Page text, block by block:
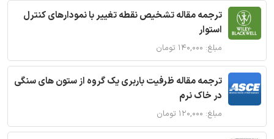
ترجمه مقاله تشخیص نقطه تغییر با نمودارهای کنترل
استوار
مبلغ: ۱۴۰,۰۰۰ تومان
ترجمه مقاله ظرفیت باربری یک گروه از ستون های سنگی
در خاک نرم
مبلغ: ۱۲۰,۰۰۰ تومان